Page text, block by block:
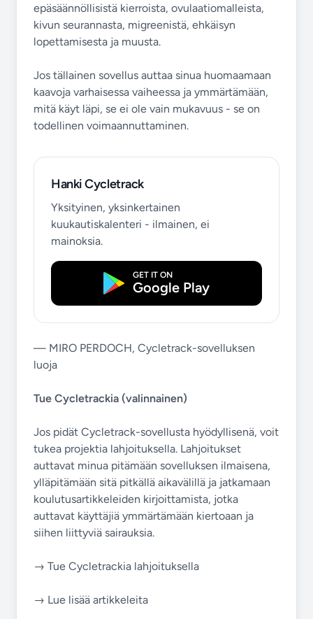
epäsäännöllisistä kierroista, ovulaatiomalleista,
kivun seurannasta, migreenistä, ehkäisyn
lopettamisesta ja muusta.
Jos tällainen sovellus auttaa sinua huomaamaan
kaavoja varhaisessa vaiheessa ja ymmärtämään,
mitä käyt läpi, se ei ole vain mukavuus - se on
todellinen voimaannuttaminen.
Hanki Cycletrack
Yksityinen, yksinkertainen
kuukautiskalenteri - ilmainen, ei
mainoksia.
GET IT ON
Google Play
— MIRO PERDOCH, Cycletrack-sovelluksen
luoja
Tue Cycletrackia (valinnainen)
Jos pidät Cycletrack-sovellusta hyödyllisenä, voit
tukea projektia lahjoituksella. Lahjoitukset
auttavat minua pitämään sovelluksen ilmaisena,
ylläpitämään sitä pitkällä aikavälillä ja jatkamaan
koulutusartikkeleiden kirjoittamista, jotka
auttavat käyttäjiä ymmärtämään kiertoaan ja
siihen liittyviä sairauksia.
→ Tue Cycletrackia lahjoituksella
→ Lue lisää artikkeleita